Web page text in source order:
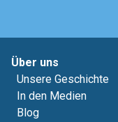
Über uns
Unsere Geschichte
In den Medien
Blog